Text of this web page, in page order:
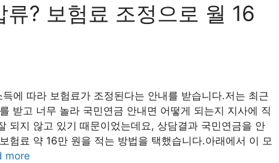
? 보험료 조정으로 월 16
에 따라 보험료가 조정된다는 안내를 받습니다.저는 최근
받고 너무 놀라 국민연금 안내면 어떻게 되는지 지사에 직
되지 않고 있기 때문이었는데요, 상담결과 국민연금을 안
험료 약 16만 원을 적는 방법을 택했습니다.아래에서 이 모
more